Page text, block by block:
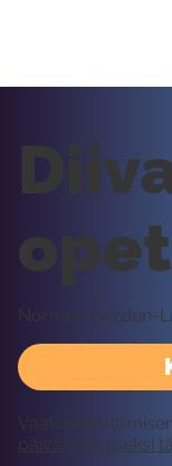
Norman Cazden-
Vaatii
päivää ilmaiseksi